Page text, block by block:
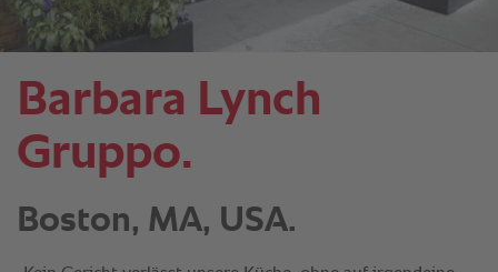
Barbara Lynch
Gruppo.
Boston, MA, USA.